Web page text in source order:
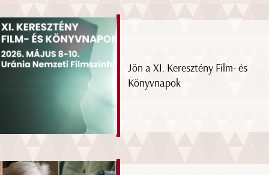
Jön a XI. Keresztény Film- és
Könyvnapok